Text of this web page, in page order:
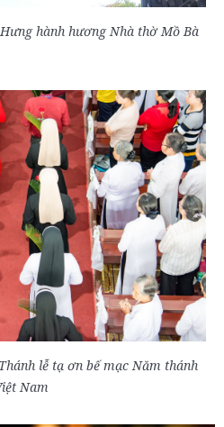
hành hương Nhà thờ Mồ Bà
lễ tạ ơn bế mạc Năm thánh
Nam